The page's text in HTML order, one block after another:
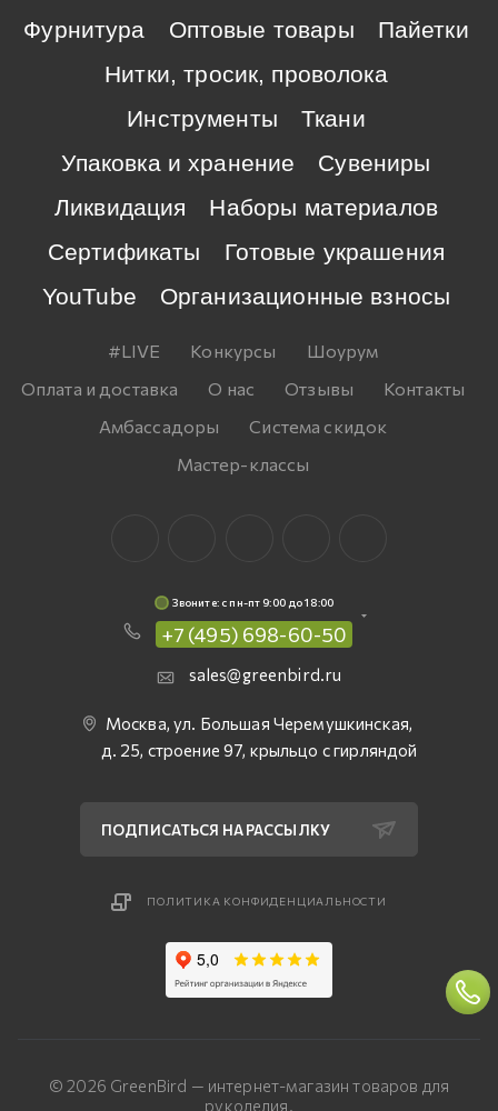
Фурнитура
Оптовые товары
Пайетки
Нитки, тросик, проволока
Инструменты
Ткани
Упаковка и хранение
Сувениры
Ликвидация
Наборы материалов
Сертификаты
Готовые украшения
YouTube
Организационные взносы
#LIVE Конкурсы
Шоурум
Оплата и доставка
О нас Отзывы
Контакты
Амбассадоры
Система скидок
Мастер-классы
Звоните: c пн-пт 9:00 до 18:00
+7 (495) 698-60-50
sales@greenbird.ru
Москва, ул. Большая Черемушкинская,
д. 25, строение 97, крыльцо с гирляндой
ПОДПИСАТЬСЯ НА РАССЫЛКУ
ПОЛИТИКА КОНФИДЕНЦИАЛЬНОСТИ
© 2026 GreenBird — интернет-магазин товаров для
рукоделия.